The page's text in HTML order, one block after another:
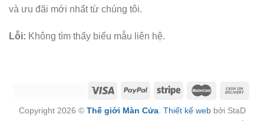
và ưu đãi mới nhất từ chúng tôi.
Lỗi: Không tìm thấy biểu mẫu liên hệ.
Copyright 2026 © Thế giới Màn Cửa. Thiết kế webbởi StaD